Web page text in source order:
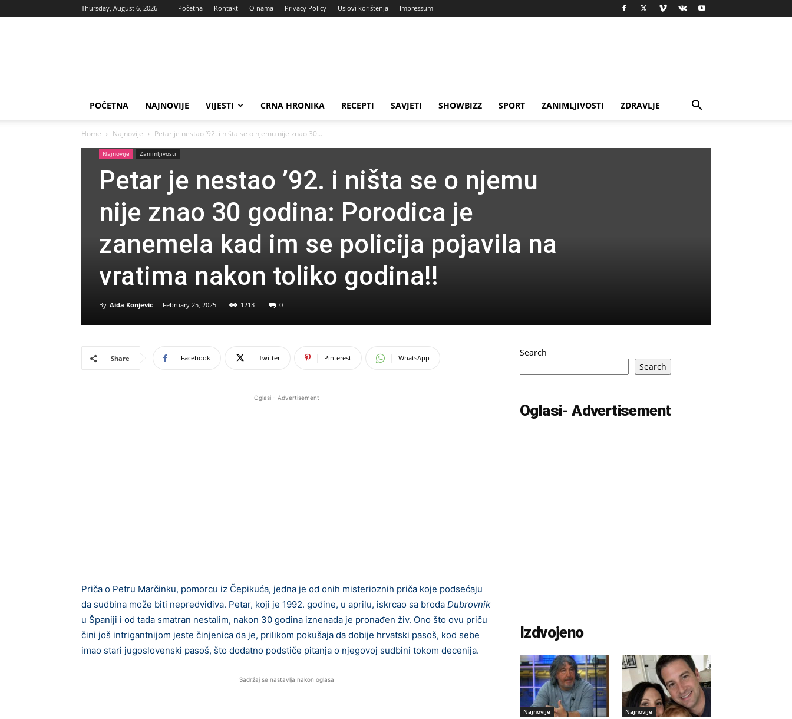
Thursday, August 6, 2026 Početna Kontakt O nama Privacy Policy Uslovi korištenja Impressum
POČETNA NAJNOVIJE VIJESTI CRNA HRONIKA RECEPTI SAVJETI SHOWBIZZ SPORT ZANIMLJIVOSTI ZDRAVLJE
Home Najnovije Petar je nestao ’92. i ništa se o njemu nije znao 30...
Najnovije Zanimljivosti
Petar je nestao ’92. i ništa se o njemu
nije znao 30 godina: Porodica je
zanemela kad im se policija pojavila na
vratima nakon toliko godina!!
By Aida Konjevic - February 25, 2025 1213 0
Share Facebook Twitter Pinterest WhatsApp
Oglasi - Advertisement
Priča o Petru Marčinku, pomorcu iz Čepikuća, jedna je od onih misterioznih priča koje podsećaju
da sudbina može biti nepredvidiva. Petar, koji je 1992. godine, u aprilu, iskrcao sa broda Dubrovnik
u Španiji i od tada smatran nestalim, nakon 30 godina iznenada je pronađen živ. Ono što ovu priču
čini još intrigantnijom jeste činjenica da je, prilikom pokušaja da dobije hrvatski pasoš, kod sebe
imao stari jugoslovenski pasoš, što dodatno podstiče pitanja o njegovoj sudbini tokom decenija.
Sadržaj se nastavlja nakon oglasa
Search
Search
Oglasi- Advertisement
Izdvojeno
Najnovije Najnovije